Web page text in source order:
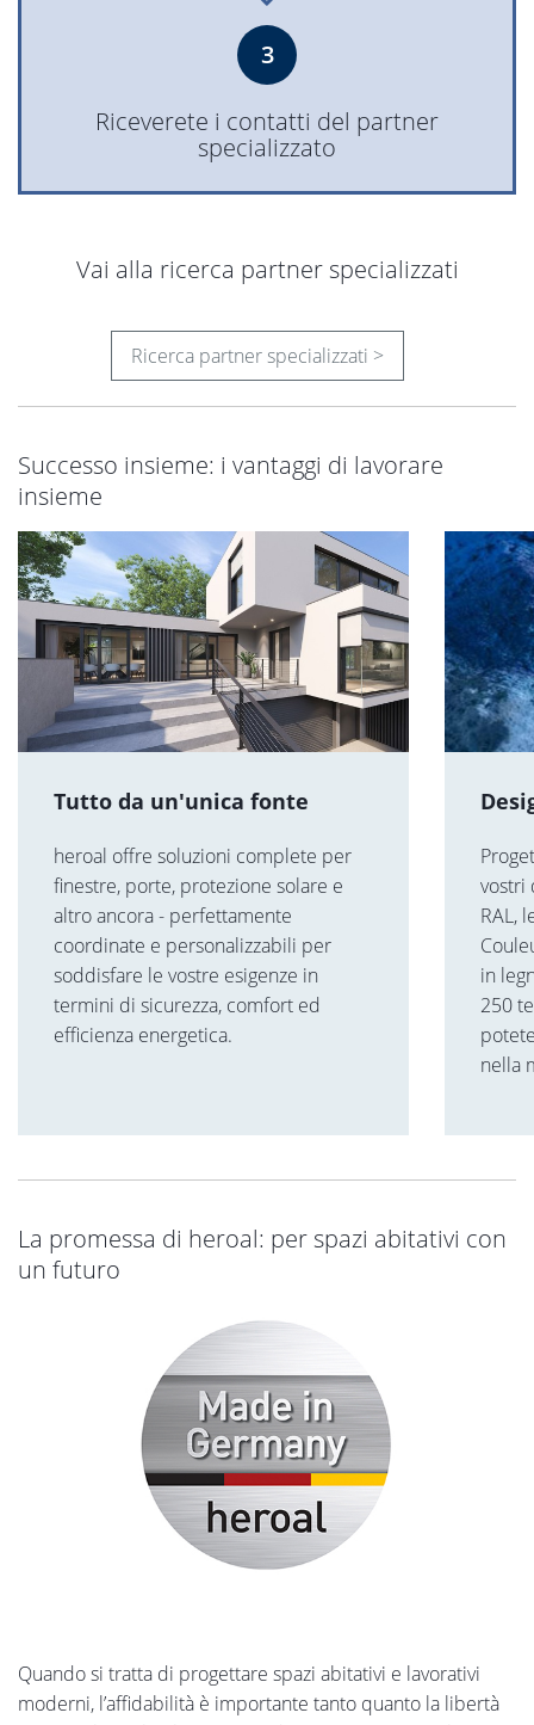
3
Riceverete i contatti del partner
specializzato
Vai alla ricerca partner specializzati
Ricerca partner specializzati >
Successo insieme: i vantaggi di lavorare
insieme
Tutto da un'unica fonte
heroal offre soluzioni complete per
finestre, porte, protezione solare e
altro ancora - perfettamente
coordinate e personalizzabili per
soddisfare le vostre esigenze in
termini di sicurezza, comfort ed
efficienza energetica.
vostri
RAL,
in
250
nella
La promessa di heroal: per spazi abitativi con
un futuro
Quando si tratta di progettare spazi abitativi e lavorativi
moderni, l’affidabilità è importante tanto quanto la libertà